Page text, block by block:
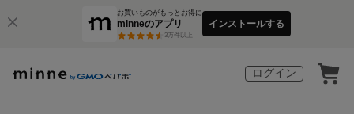
お買いものがもっとお得に
minneのアプリ
3万件以上
インストールする
ログイン